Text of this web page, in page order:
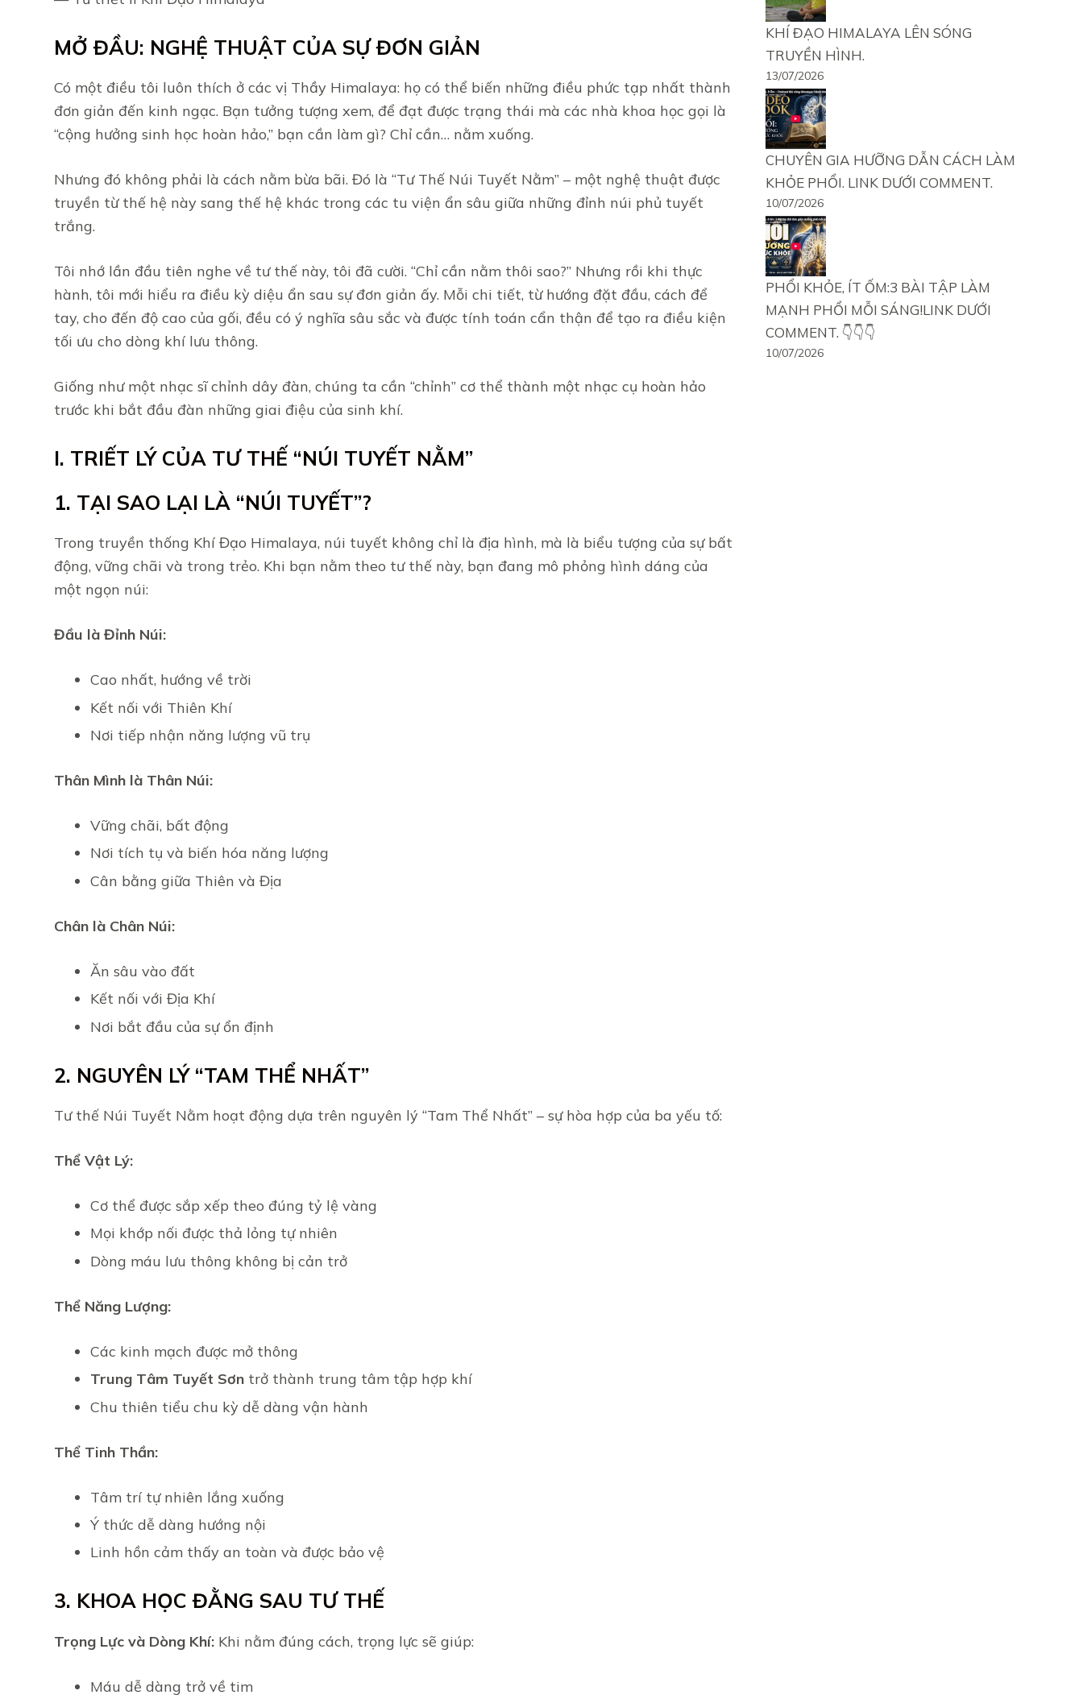
MỞ ĐẦU: NGHỆ THUẬT CỦA SỰ ĐƠN GIẢN
Có một điều tôi luôn thích ở các vị Thầy Himalaya: họ có thể biến những điều phức tạp nhất thành
đơn giản đến kinh ngạc. Bạn tưởng tượng xem, để đạt được trạng thái mà các nhà khoa học gọi là
“cộng hưởng sinh học hoàn hảo,” bạn cần làm gì? Chỉ cần… nằm xuống.
Nhưng đó không phải là cách nằm bừa bãi. Đó là “Tư Thế Núi Tuyết Nằm” – một nghệ thuật được
truyền từ thế hệ này sang thế hệ khác trong các tu viện ẩn sâu giữa những đỉnh núi phủ tuyết
trắng.
Tôi nhớ lần đầu tiên nghe về tư thế này, tôi đã cười. “Chỉ cần nằm thôi sao?” Nhưng rồi khi thực
hành, tôi mới hiểu ra điều kỳ diệu ẩn sau sự đơn giản ấy. Mỗi chi tiết, từ hướng đặt đầu, cách để
tay, cho đến độ cao của gối, đều có ý nghĩa sâu sắc và được tính toán cẩn thận để tạo ra điều kiện
tối ưu cho dòng khí lưu thông.
Giống như một nhạc sĩ chỉnh dây đàn, chúng ta cần “chỉnh” cơ thể thành một nhạc cụ hoàn hảo
trước khi bắt đầu đàn những giai điệu của sinh khí.
I. TRIẾT LÝ CỦA TƯ THẾ “NÚI TUYẾT NẰM”
1. TẠI SAO LẠI LÀ “NÚI TUYẾT”?
Trong truyền thống Khí Đạo Himalaya, núi tuyết không chỉ là địa hình, mà là biểu tượng của sự bất
động, vững chãi và trong trẻo. Khi bạn nằm theo tư thế này, bạn đang mô phỏng hình dáng của
một ngọn núi:
Đầu là Đỉnh Núi:
Cao nhất, hướng về trời
Kết nối với Thiên Khí
Nơi tiếp nhận năng lượng vũ trụ
Thân Mình là Thân Núi:
Vững chãi, bất động
Nơi tích tụ và biến hóa năng lượng
Cân bằng giữa Thiên và Địa
Chân là Chân Núi:
Ăn sâu vào đất
Kết nối với Địa Khí
Nơi bắt đầu của sự ổn định
2. NGUYÊN LÝ “TAM THỂ NHẤT”
Tư thế Núi Tuyết Nằm hoạt động dựa trên nguyên lý “Tam Thể Nhất” – sự hòa hợp của ba yếu tố:
Thể Vật Lý:
Cơ thể được sắp xếp theo đúng tỷ lệ vàng
Mọi khớp nối được thả lỏng tự nhiên
Dòng máu lưu thông không bị cản trở
Thể Năng Lượng:
Các kinh mạch được mở thông
Trung Tâm Tuyết Sơn trở thành trung tâm tập hợp khí
Chu thiên tiểu chu kỳ dễ dàng vận hành
Thể Tinh Thần:
Tâm trí tự nhiên lắng xuống
Ý thức dễ dàng hướng nội
Linh hồn cảm thấy an toàn và được bảo vệ
3. KHOA HỌC ĐẰNG SAU TƯ THẾ
Trọng Lực và Dòng Khí: Khi nằm đúng cách, trọng lực sẽ giúp:
Máu dễ dàng trở về tim
KHÍ ĐẠO HIMALAYA LÊN SÓNG
TRUYỀN HÌNH.
13/07/2026
CHUYÊN GIA HƯỠNG DẪN CÁCH LÀM
KHỎE PHỔI. LINK DƯỚI COMMENT.
10/07/2026
PHỔI KHỎE, ÍT ỐM:3 BÀI TẬP LÀM
MẠNH PHỔI MỖI SÁNG!LINK DƯỚI
COMMENT. 👇👇👇
10/07/2026